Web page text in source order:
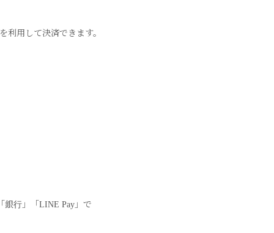
利用して決済できます。
銀行」「LINE Pay」で